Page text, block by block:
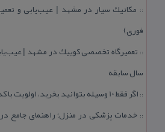
:: مكانیك سیار در مشهد | عیب‌یابی و
فوری)
::
سال سابقه
:: اگر فقط 10 وسیله بتوانید بخرید، اولویت با كدام تجهیزات است؟
:: خدمات پزشكی در منزل؛ راهنمای جامع